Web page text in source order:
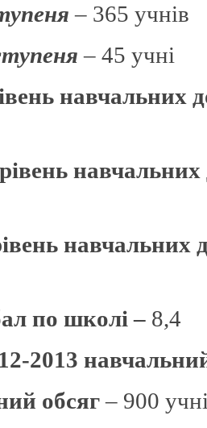
– 365 учнів
– 45 учні
навчальних
навчальних
по школі – 8,4
2013
обсяг– 900